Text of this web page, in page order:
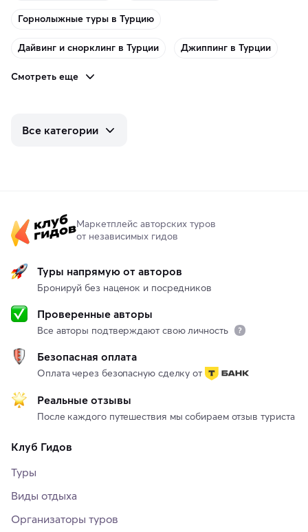
Горнолыжные туры в Турцию
Дайвинг и снорклинг в Турции Джиппинг в Турции
Смотреть еще
Все категории
Маркетплейс авторских туров
от независимых гидов
Туры напрямую от авторов
Бронируй без наценок и посредников
Проверенные авторы
Все авторы подтверждают свою личность
Безопасная оплата
Оплата через безопасную сделку от
Реальные отзывы
После каждого путешествия мы собираем отзыв туриста
Клуб Гидов
Туры
Виды отдыха
Организаторы туров